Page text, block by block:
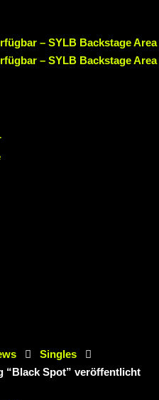
– SYLB Backstage Area
– SYLB Backstage Area
Singles
“Black Spot” veröffentlicht